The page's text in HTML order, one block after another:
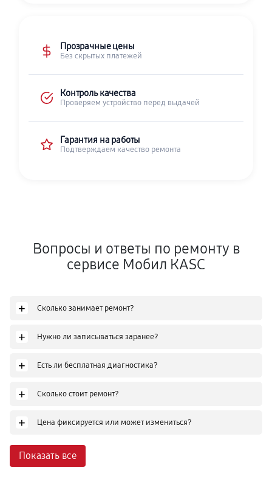
Прозрачные цены
Без скрытых платежей
Контроль качества
Проверяем устройство перед выдачей
Гарантия на работы
Подтверждаем качество ремонта
Вопросы и ответы по ремонту в
сервисе Мобил КASC
+ Сколько занимает ремонт?
+ Нужно ли записываться заранее?
+ Есть ли бесплатная диагностика?
+ Сколько стоит ремонт?
+ Цена фиксируется или может измениться?
Показать все